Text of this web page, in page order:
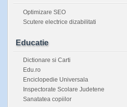
Optimizare SEO
Scutere electrice dizabilitati
Educatie
Dictionare si Carti
Edu.ro
Enciclopedie Universala
Inspectorate Scolare Judetene
Sanatatea copiilor